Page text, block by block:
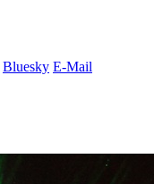
Bluesky E-Mail